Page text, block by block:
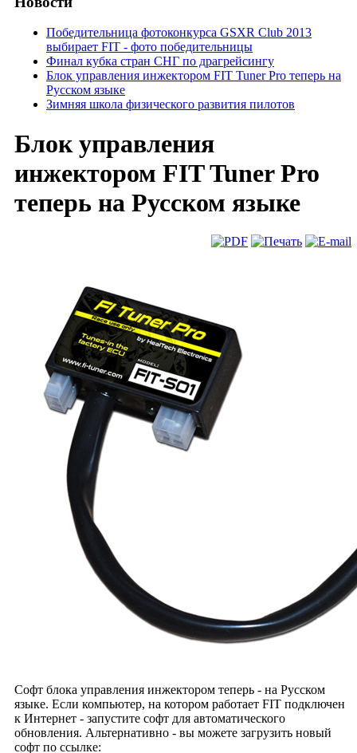
Победительница фотоконкурса GSXR Club 2013
выбирает FIT - фото победительницы
Финал кубка стран СНГ по драгрейсингу
Блок управления инжектором FIT Tuner Pro теперь на
Русском языке
Зимняя школа физического развития пилотов
Блок управления
инжектором FIT Tuner Pro
теперь на Русском языке
Софт блока управления инжектором теперь - на Русском
языке. Если компьютер, на котором работает FIT подключен
к Интернет - запустите софт для автоматического
обновления. Альтернативно - вы можете загрузить новый
софт по ссылке: